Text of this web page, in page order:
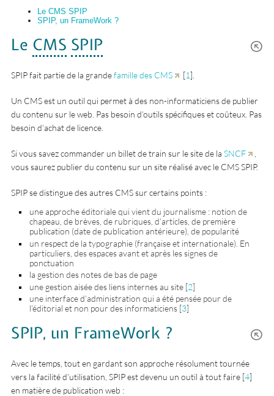
Le CMS SPIP
SPIP, un FrameWork ?
Le CMS SPIP
SPIP fait partie de la grandefamille des CMS [1]
Un CMS est un outil qui permet à des non-informaticiens de publier
du contenu sur le web. Pas besoin d’outils spécifiques et coûteux. Pas
besoin d’achat de licence.
Si vous savez commander un billet de train sur le site de laSNCF
vous saurez publier du contenu sur un site réalisé avec le CMS SPIP.
SPIP se distingue des autres CMS sur certains points :
une approche éditoriale qui vient du journalisme : notion de
chapeau, de brèves, de rubriques, d’articles, de première
publication (date de publication antérieure), de popularité
un respect de la typographie (française et internationale). En
particuliers, des espaces avant et après les signes de
ponctuation
la gestion des notes de bas de page
une gestion aisée des liens internes au site [2]
une interface d’administration qui a été pensée pour de
l’éditorial et non pour des informaticiens [3]
SPIP, un FrameWork ?
Avec le temps, tout en gardant son approche résolument tournée
vers la facilité d’utilisation, SPIP est devenu un outil à tout faire [4]
en matière de publication web :